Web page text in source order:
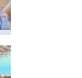
Sali와 Quin의 자위 행위